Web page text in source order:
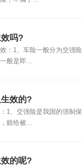
吗?
：1、车险一般分为交强险
般是即...
效的?
1、交强险是我国的强制保
赔给被...
的呢?